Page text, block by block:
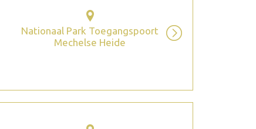
Nationaal Park Toegangspoort
Mechelse Heide